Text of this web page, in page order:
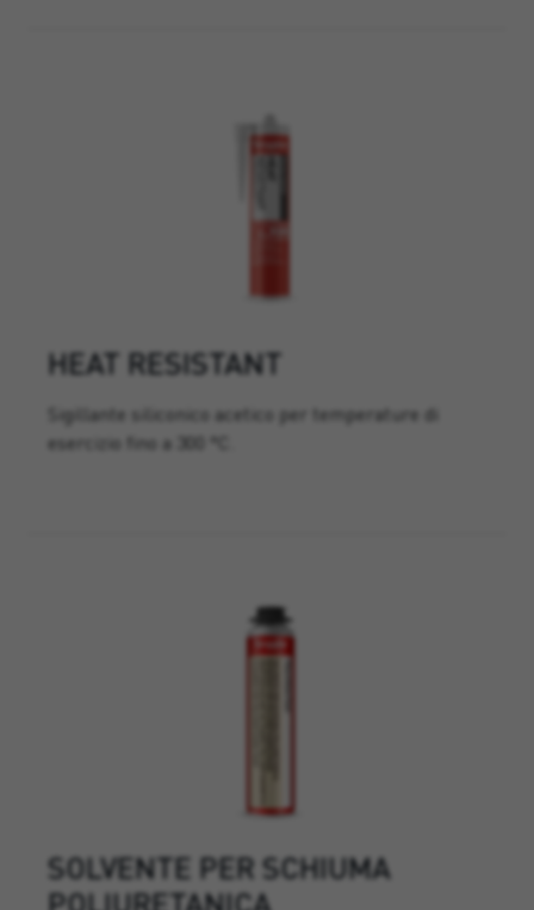
HEAT RESISTANT
Sigillante siliconico acetico per temperature di
esercizio fino a 300 °C.
SOLVENTE PER SCHIUMA
POLIURETANICA